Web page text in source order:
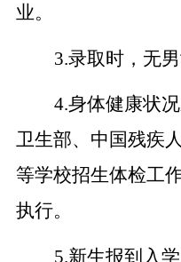
业。
3.录取时，无
4.身体健康状
卫生部、中国残疾
等学校招生体检工
执行。
5.新生报到入